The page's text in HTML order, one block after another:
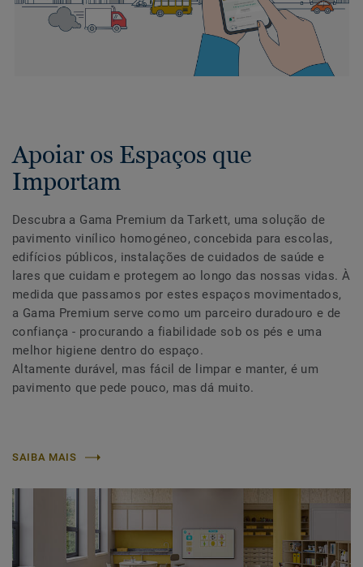
Apoiar os Espaços que
Importam
Descubra a Gama Premium da Tarkett, uma solução de
pavimento vinílico homogéneo, concebida para escolas,
edifícios públicos, instalações de cuidados de saúde e
lares que cuidam e protegem ao longo das nossas vidas. À
medida que passamos por estes espaços movimentados,
a Gama Premium serve como um parceiro duradouro e de
confiança - procurando a fiabilidade sob os pés e uma
melhor higiene dentro do espaço.
Altamente durável, mas fácil de limpar e manter, é um
pavimento que pede pouco, mas dá muito.
SAIBA MAIS